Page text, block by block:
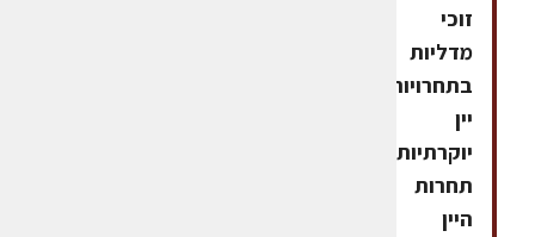
זוכי
מדליות
בתחרויות
יין
יוקרתיות:
תחרות
היין